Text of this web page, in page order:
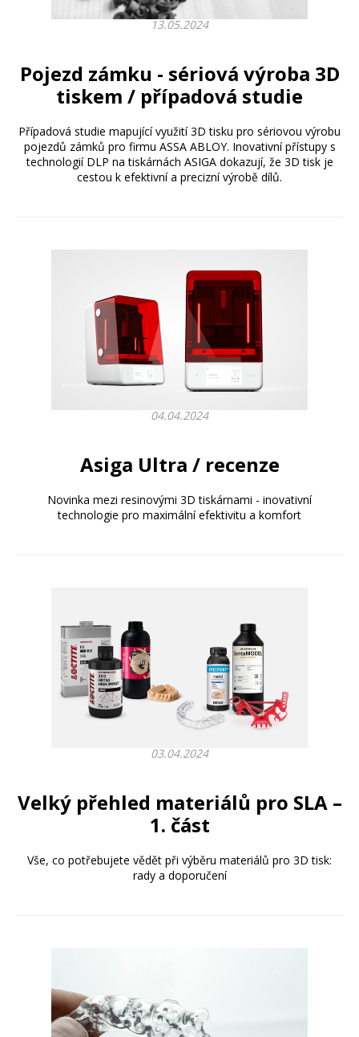
13.05.2024
Pojezd zámku - sériová výroba 3D
tiskem / případová studie
Případová studie mapující využití 3D tisku pro sériovou výrobu
pojezdů zámků pro firmu ASSA ABLOY. Inovativní přístupy s
technologií DLP na tiskárnách ASIGA dokazují, že 3D tisk je
cestou k efektivní a precizní výrobě dílů.
04.04.2024
Asiga Ultra / recenze
Novinka mezi resinovými 3D tiskárnami - inovativní
technologie pro maximální efektivitu a komfort
03.04.2024
Velký přehled materiálů pro SLA –
1. část
Vše, co potřebujete vědět při výběru materiálů pro 3D tisk:
rady a doporučení